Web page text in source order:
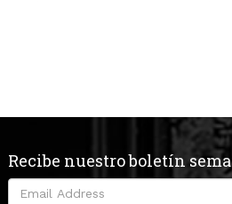
Recibe nuestro boletín